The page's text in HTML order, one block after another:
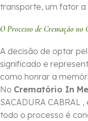
transporte, um fator a
O Processo de Cremação
A decisão de optar
significado e
como honrar a
No Crematório In
SACADURA CABRAL
todo o processo é